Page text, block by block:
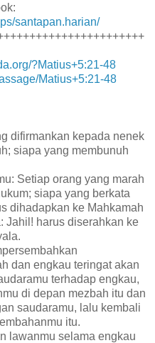
santapan.harian/
?Matius+5:21-48
Matius+5:21-48
difirmankan kepada nenek
siapa yang membunuh
Setiap orang yang marah
siapa yang berkata
dihadapkan ke Mahkamah
Jahil! harus diserahkan ke
dan engkau teringat akan
terhadap engkau,
di depan mezbah itu dan
saudaramu, lalu kembali
itu.
lawanmu selama engkau